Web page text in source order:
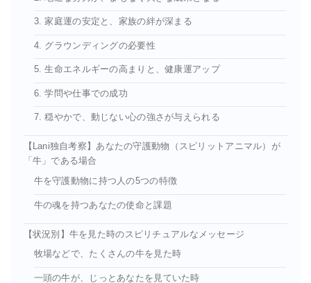
3. 家庭運の安定と、家族の絆が深まる
4. グラウンディングの必要性
5. 生命エネルギーの高まりと、健康運アップ
6. 学問や仕事での成功
7. 穏やかで、動じない心の強さが与えられる
【Lani独自考察】あなたの守護動物（スピリットアニマル）が
「牛」である場合
牛を守護動物に持つ人の5つの特徴
牛の魂を持つあなたの使命と課題
【状況別】牛を見た時のスピリチュアルなメッセージ
牧場などで、たくさんの牛を見た時
一頭の牛が、じっとあなたを見ていた時